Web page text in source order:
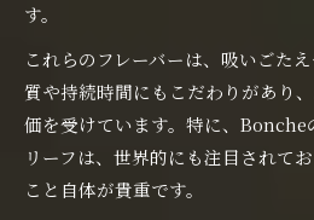
す。
これらのフレーバーは、吸いごた
質や持続時間にもこだわりがあり
価を受けています。特に、Bonche
リーフは、世界的にも注目されて
こと自体が貴重です。